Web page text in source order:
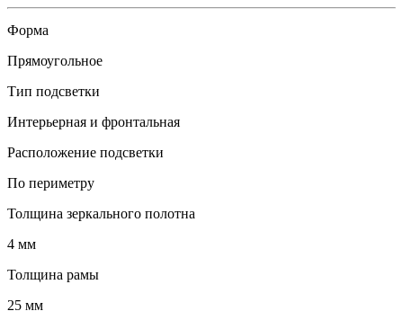
Форма
Прямоугольное
Тип подсветки
Интерьерная и фронтальная
Расположение подсветки
По периметру
Толщина зеркального полотна
4 мм
Толщина рамы
25 мм